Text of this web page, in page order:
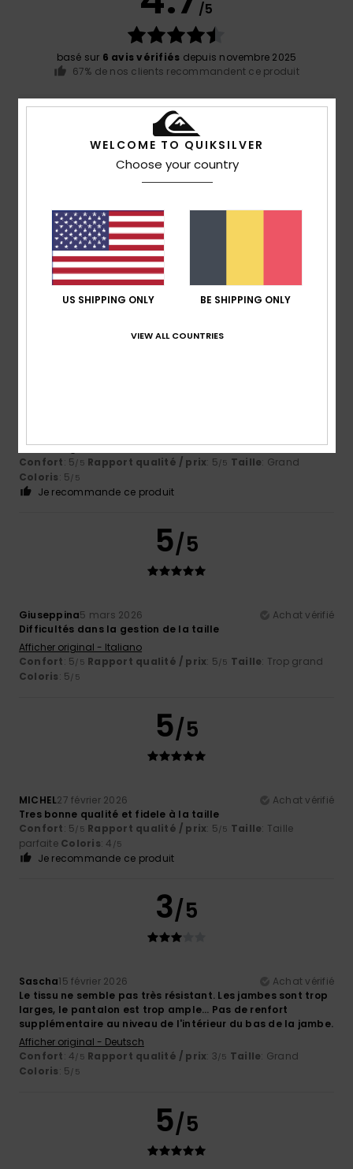
/5
basé sur 6 avis vérifiés depuis novembre 2025
67% de nos clients recommandent ce produit
Rapport qualité / prix
Coloris
5/5
Afficher original - Castellano
Confort: 5/5 Rapport qualité / prix: 5/5 Taille: Grand
Coloris: 5/5
Je recommande ce produit
5/5
Giuseppina5 mars 2026
Achat vérifié
Difficultés dans la gestion de la taille
Afficher original - Italiano
Confort: 5/5 Rapport qualité / prix: 5/5 Taille: Trop grand
Coloris: 5/5
5/5
MICHEL27 février 2026
Achat vérifié
Tres bonne qualité et fidele à la taille
Confort: 5/5 Rapport qualité / prix: 5/5 Taille: Taille
parfaite Coloris: 4 /5
Je recommande ce produit
3/5
Sascha15 février 2026
Achat vérifié
Le tissu ne semble pas très résistant. Les jambes sont trop
larges, le pantalon est trop ample… Pas de renfort
supplémentaire au niveau de l'intérieur du bas de la jambe.
Afficher original - Deutsch
Confort: 4/5 Rapport qualité / prix: 3/5 Taille: Grand
Coloris: 5/5
5/5
WELCOME TO QUIKSILVER
Choose your country
US SHIPPING ONLY BE SHIPPING ONLY
VIEW ALL COUNTRIES